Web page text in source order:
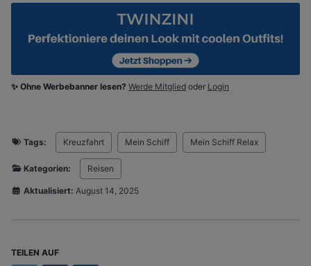
✨ Ohne Werbebanner lesen? Werde Mitglied oder Login
Tags: Kreuzfahrt Mein Schiff Mein Schiff Relax
Kategorien: Reisen
Aktualisiert: August 14, 2025
TEILEN AUF